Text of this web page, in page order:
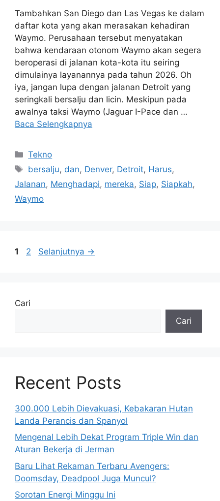
Tambahkan San Diego dan Las Vegas ke dalam
daftar kota yang akan merasakan kehadiran
Waymo. Perusahaan tersebut menyatakan
bahwa kendaraan otonom Waymo akan segera
beroperasi di jalanan kota-kota itu seiring
dimulainya layanannya pada tahun 2026. Oh
iya, jangan lupa dengan jalanan Detroit yang
seringkali bersalju dan licin. Meskipun pada
awalnya taksi Waymo (Jaguar I-Pace dan …
Baca Selengkapnya
Kategori
Tekno
Tag
bersalju, dan, Denver, Detroit, Harus,
Jalanan, Menghadapi, mereka, Siap, Siapkah,
Waymo
Halaman
1 Halaman
2 Selanjutnya →
Cari
Cari
Recent Posts
300.000 Lebih Dievakuasi, Kebakaran Hutan
Landa Perancis dan Spanyol
Mengenal Lebih Dekat Program Triple Win dan
Aturan Bekerja di Jerman
Baru Lihat Rekaman Terbaru Avengers:
Doomsday, Deadpool Juga Muncul?
Sorotan Energi Minggu Ini